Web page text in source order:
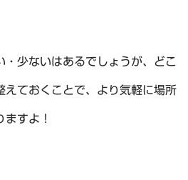
・少ないはあるでしょうが、どこ
えておくことで、より気軽に場所
すよ！